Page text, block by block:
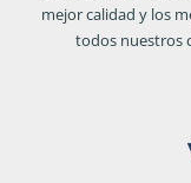
mejor calidad y los
todos nuestros